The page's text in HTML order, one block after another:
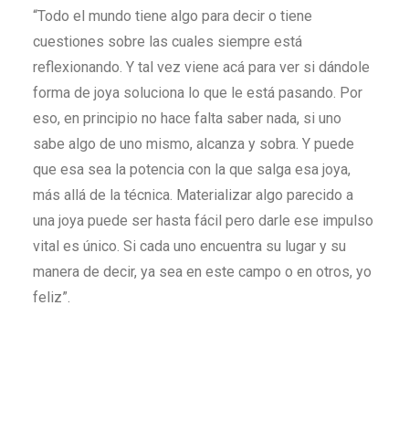
“Todo el mundo tiene algo para decir o tiene
cuestiones sobre las cuales siempre está
reflexionando. Y tal vez viene acá para ver si dándole
forma de joya soluciona lo que le está pasando. Por
eso, en principio no hace falta saber nada, si uno
sabe algo de uno mismo, alcanza y sobra. Y puede
que esa sea la potencia con la que salga esa joya,
más allá de la técnica. Materializar algo parecido a
una joya puede ser hasta fácil pero darle ese impulso
vital es único. Si cada uno encuentra su lugar y su
manera de decir, ya sea en este campo o en otros, yo
feliz”.